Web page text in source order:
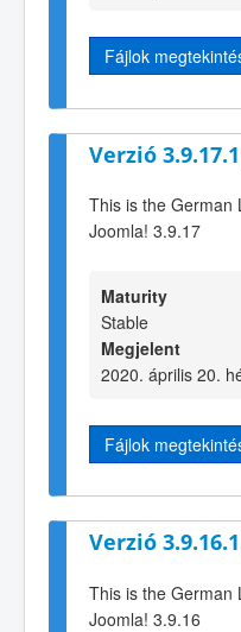
Fájlok
Verzió 3.9.17.1
This is the German
Joomla! 3.9.17
Maturity
Stable
Megjelent
2020. április 20.
Fájlok
Verzió 3.9.16.1
This is the German
Joomla! 3.9.16